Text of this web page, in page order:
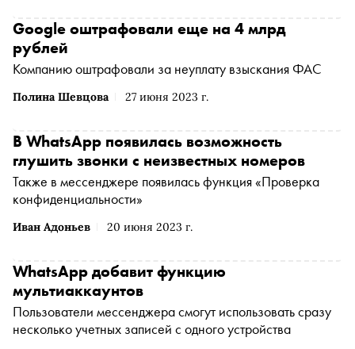
Полина Шевцова 27 июня 2023 г.
Google оштрафовали еще на 4 млрд
рублей
Компанию оштрафовали за неуплату взыскания ФАС
Иван Адоньев 20 июня 2023 г.
В WhatsApp появилась возможность
глушить звонки с неизвестных номеров
Также в мессенджере появилась функция «Проверка
конфиденциальности»
WhatsApp добавит функцию
мультиаккаунтов
Пользователи мессенджера смогут использовать сразу
несколько учетных записей с одного устройства